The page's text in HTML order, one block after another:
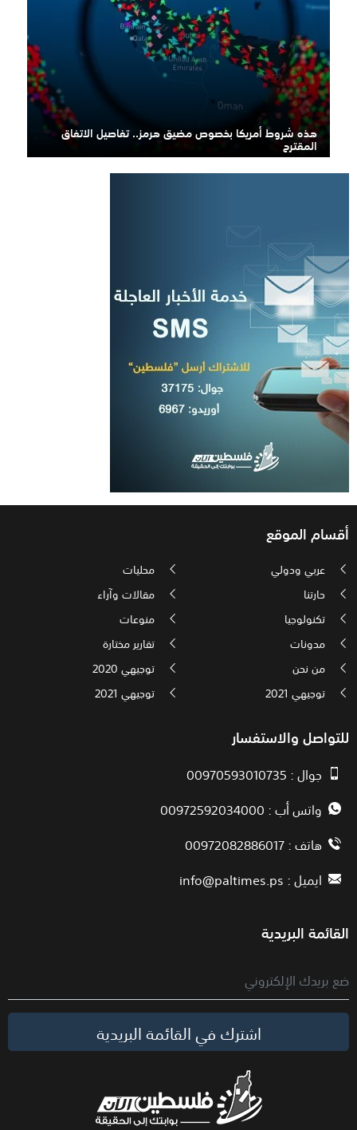
هذه شروط أمريكا بخصوص مضيق هرمز.. تفاصيل الاتفاق
المقترح
أقسام الموقع
عربي ودولي
محليات
حارتنا
مقالات وآراء
تكنولوجيا
منوعات
مدونات
تقارير مختارة
من نحن
توجيهي 2020
توجيهي 2021
توجيهي 2021
للتواصل والاستفسار
جوال : 00970593010735
واتس أب : 00972592034000
هاتف : 00972082886017
ايميل :info@paltimes.ps
القائمة البريدية
اشترك في القائمة البريدية